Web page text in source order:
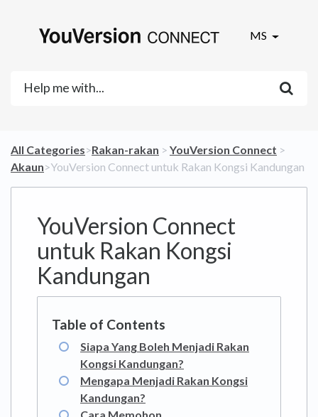
MS
All Categories​>​​Rakan-rakan ​ > ​ ​YouVersion Connect ​ > ​
Akaun​>​ YouVersion Connect untuk Rakan Kongsi Kandungan
YouVersion Connect
untuk Rakan Kongsi
Kandungan
Siapa Yang Boleh Menjadi Rakan
Kongsi Kandungan?
Mengapa Menjadi Rakan Kongsi
Kandungan?